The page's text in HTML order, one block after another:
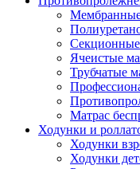
Секционные
Ячеистые
Трубчатые
Матрас
Ходунки и
Ходунки
Ходунки